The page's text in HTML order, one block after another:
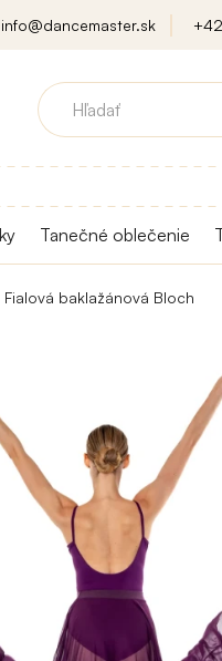
info@dancemaster.sk
Tanečné oblečenie
baklažánová Bloch